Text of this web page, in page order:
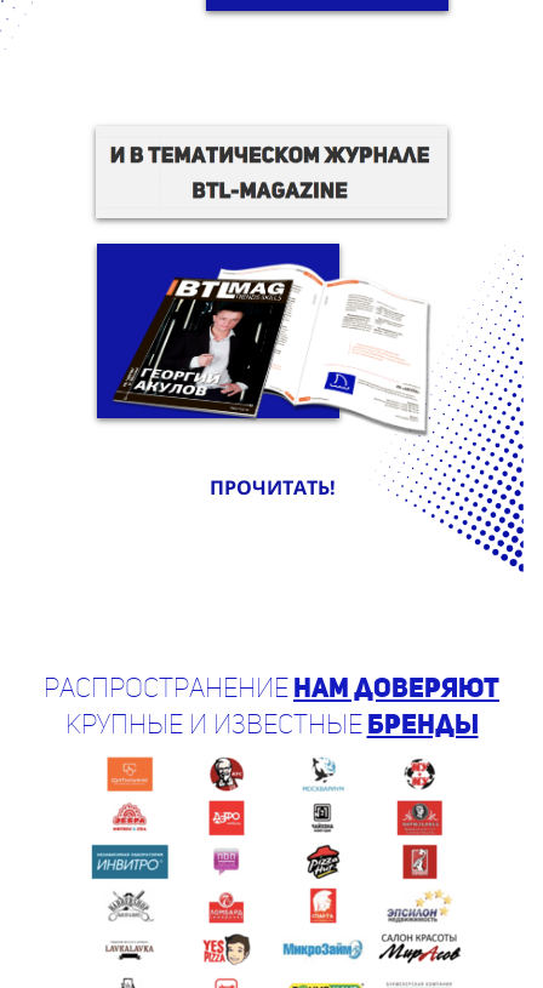
ПРОЧИТАТЬ!
Распространениенам доверяют
крупные и известные бренды